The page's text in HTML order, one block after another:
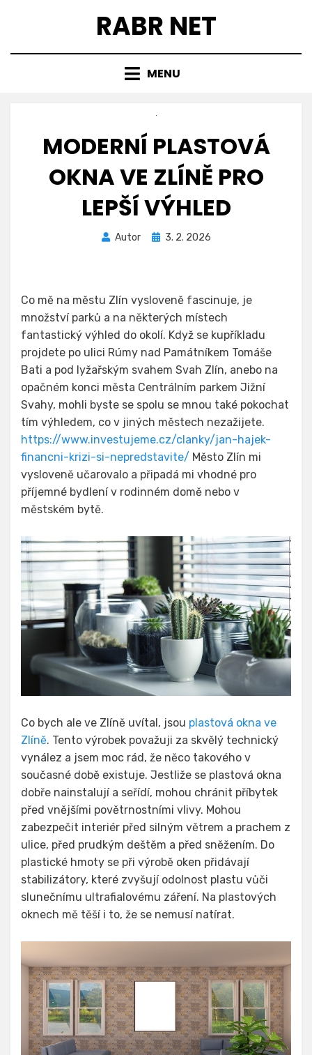
RABR NET
MENU
MODERNÍ PLASTOVÁ
OKNA VE ZLÍNĚ PRO
LEPŠÍ VÝHLED
Autor
Zveřejněno
3. 2. 2026
Co mě na městu Zlín vysloveně fascinuje, je
množství parků a na některých místech
fantastický výhled do okolí. Když se kupříkladu
projdete po ulici Rúmy nad Památníkem Tomáše
Bati a pod lyžařským svahem Svah Zlín, anebo na
opačném konci města Centrálním parkem Jižní
Svahy, mohli byste se spolu se mnou také pokochat
tím výhledem, co v jiných městech nezažijete.
https://www.investujeme.cz/clanky/jan-hajek-
financni-krizi-si-nepredstavite/ Město Zlín mi
vysloveně učarovalo a připadá mi vhodné pro
příjemné bydlení v rodinném domě nebo v
městském bytě.
Co bych ale ve Zlíně uvítal, jsou plastová okna ve
Zlíně. Tento výrobek považuji za skvělý technický
vynález a jsem moc rád, že něco takového v
současné době existuje. Jestliže se plastová okna
dobře nainstalují a seřídí, mohou chránit příbytek
před vnějšími povětrnostními vlivy. Mohou
zabezpečit interiér před silným větrem a prachem z
ulice, před prudkým deštěm a před sněžením. Do
plastické hmoty se při výrobě oken přidávají
stabilizátory, které zvyšují odolnost plastu vůči
slunečnímu ultrafialovému záření. Na plastových
oknech mě těší i to, že se nemusí natírat.